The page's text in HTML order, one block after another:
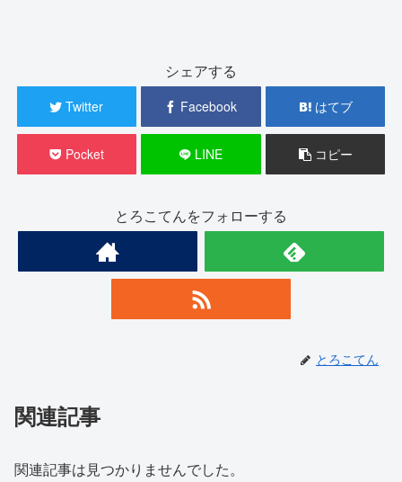
シェアする
Twitter Facebook はてブ
Pocket LINE コピー
とろこてんをフォローする
とろこてん
関連記事
関連記事は見つかりませんでした。